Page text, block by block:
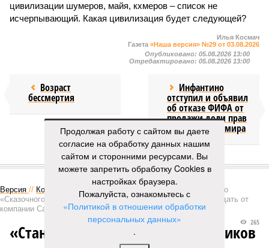
цивилизации шумеров, майя, кхмеров – список не
исчерпывающий. Какая цивилизация будет следующей?
Илья Космач
Газета «Наша версия» №29 от 03.08.2026
Опубликовано: 05.08.2026 13:00
Отредактировано: 05.08.2026 13:00
Возраст
бессмертия
Инфантино
отступил и объявил
об отказе ФИФА от
продажи доли прав
на чемпионат мира
КОММЕНТАРИИ 1
Версия // Конфликт //В нескольких станциях от уже сданного
«Сказочного леса» пайщики ЖК «Станция Л» продолжают ждать от
компании Capital Group начала реальной достройки
265
«Станция ожидания» для дольщиков
Продолжая работу с сайтом вы даете
согласие на обработку данных нашим
сайтом и сторонними ресурсами. Вы
можете запретить обработку Cookies в
настройках браузера.
Пожалуйста, ознакомьтесь с
«Политикой в отношении обработки
персональных данных»
.